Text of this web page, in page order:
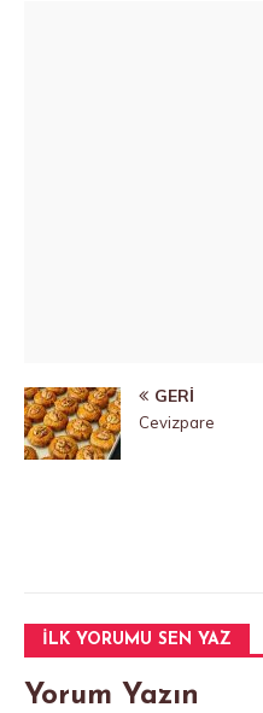
GERI
Cevizpare
İLK YORUMU SEN YAZ
Yorum Yazın